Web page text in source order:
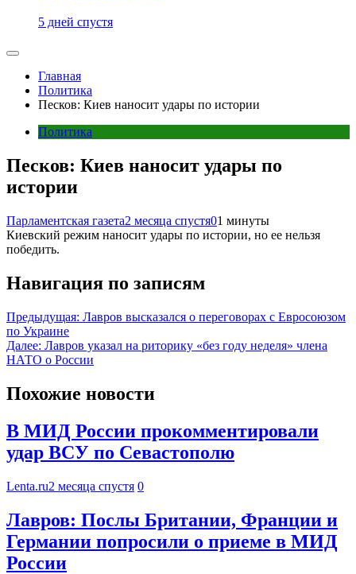
5 дней спустя
Главная
Политика
Песков: Киев наносит удары по истории
Политика
Песков: Киев наносит удары по
истории
Парламентская газета2 месяца спустя01 минуты
Киевский режим наносит удары по истории, но ее нельзя
победить.
Навигация по записям
Предыдущая: Лавров высказался о переговорах с Евросоюзом
по Украине
Далее: Лавров указал на риторику «без году неделя» члена
НАТО о России
Похожие новости
В МИД России прокомментировали
удар ВСУ по Севастополю
Lenta.ru2 месяца спустя 0
Лавров: Послы Британии, Франции и
Германии попросили о приеме в МИД
России